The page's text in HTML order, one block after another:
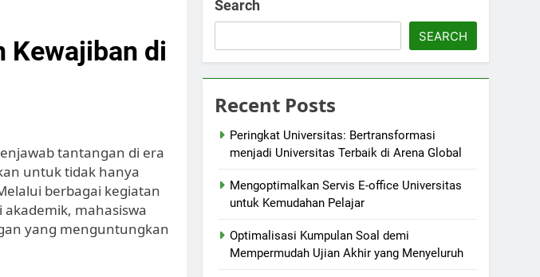
Kewajiban di
tantangan di era
untuk tidak hanya
berbagai kegiatan
mahasiswa
yang menguntungkan
Search
SEARCH
Recent Posts
Peringkat Universitas: Bertransformasi
menjadi Universitas Terbaik di Arena Global
Mengoptimalkan Servis E-office Universitas
untuk Kemudahan Pelajar
Optimalisasi Kumpulan Soal demi
Mempermudah Ujian Akhir yang Menyeluruh